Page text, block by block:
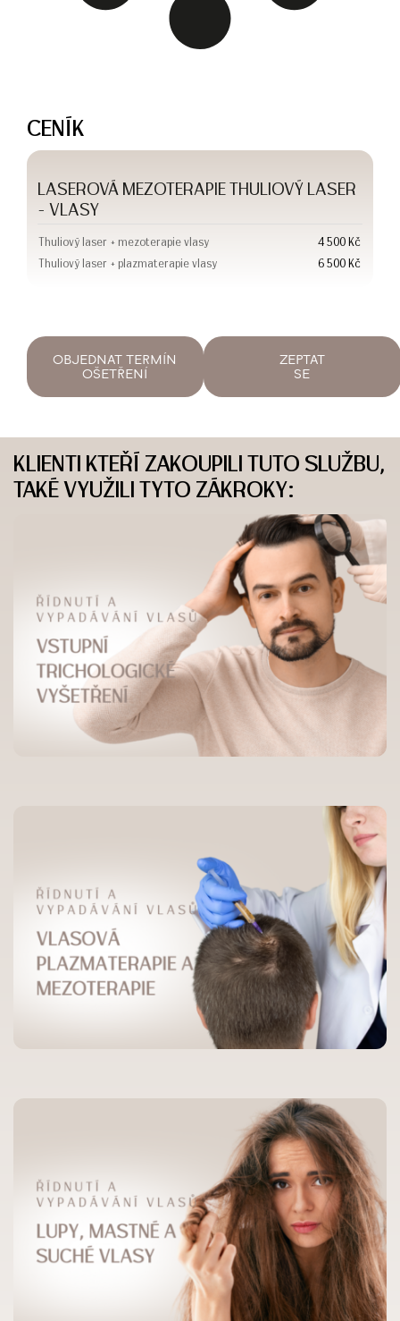
CENÍK
LASEROVÁ MEZOTERAPIE THULIOVÝ LASER
- VLASY
Thuliový laser + mezoterapie vlasy
4 500 Kč
Thuliový laser + plazmaterapie vlasy
6 500 Kč
OBJEDNAT TERMÍN
OŠETŘENÍ
ZEPTAT
SE
KLIENTI KTEŘÍ ZAKOUPILI TUTO SLUŽBU,
TAKÉ VYUŽILI TYTO ZÁKROKY: